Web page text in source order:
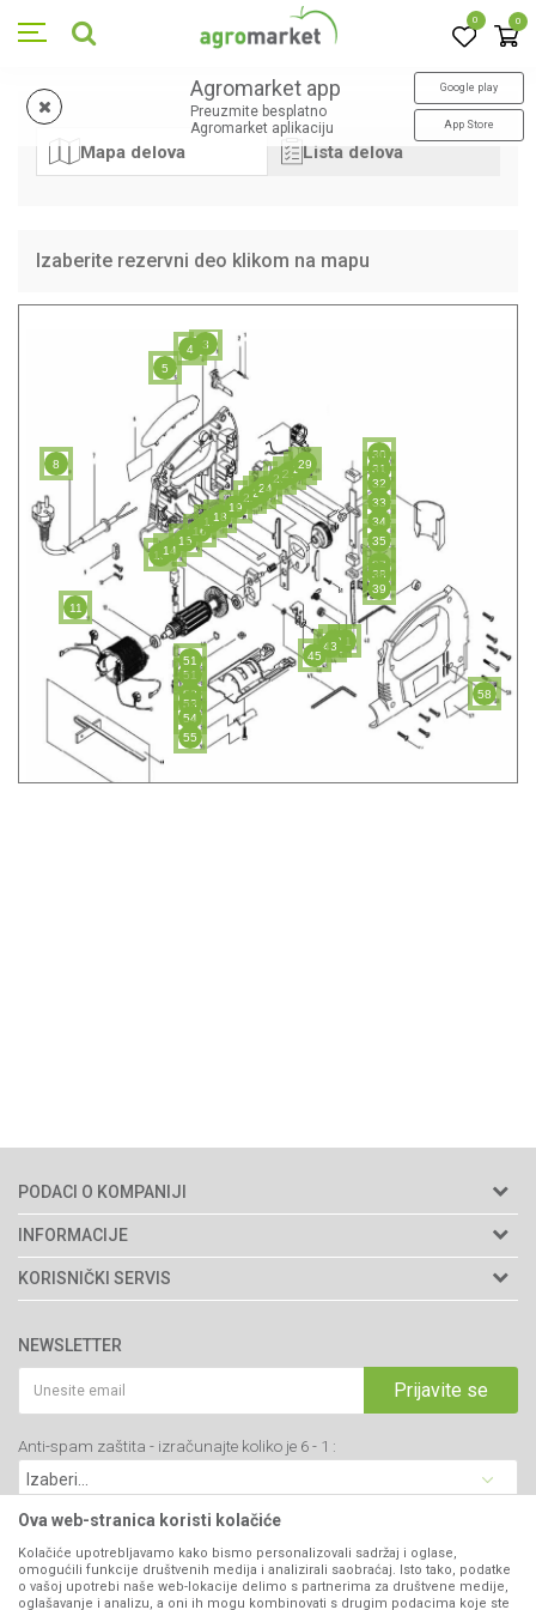
0 0
Agromarket app
Preuzmite besplatno
Agromarket aplikaciju
Google play
App Store
Mapa delova Lista delova
Izaberite rezervni deo klikom na mapu
3
4
5
8
11
1314
15
16
1718
19
222324
262728
29
30
31
32
33
34
35
37
38
39
41
42
43
45
51
51
52
53
54
55
58
PODACI O KOMPANIJI
Agromarket doo
Adresa: Kraljevačkog bataljona 235/2
34000 Kragujevac, Srbija
webshop@agromarket.rs
PIB: 102135221
Matični broj: 07593252
INFORMACIJE
O nama
Prodavnice
Brendovi
Katalozi
Blog
Najčešća pitanja
KORISNIČKI SERVIS
Politika privatnosti
Kako kupiti
Isporuka
Click & Collect
Načini plaćanja
Plaćanje karticama
Web kredit Raiffeisen banke
Pravo na odustajanje
NEWSLETTER
Prijavite se
Anti-spam zaštita - izračunajte koliko je 6 - 1 :
VIBER I SMS NEWSLETTER
Ova web-stranica koristi kolačiće
Kolačiće upotrebljavamo kako bismo personalizovali sadržaj i oglase,
omogućili funkcije društvenih medija i analizirali saobraćaj. Isto tako, podatke
o vašoj upotrebi naše web-lokacije delimo s partnerima za društvene medije,
oglašavanje i analizu, a oni ih mogu kombinovati s drugim podacima koje ste